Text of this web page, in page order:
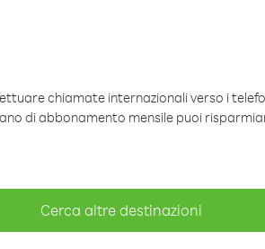
chiamate internazionali verso i
di abbonamento mensile puoi
Cerca altre destinazioni